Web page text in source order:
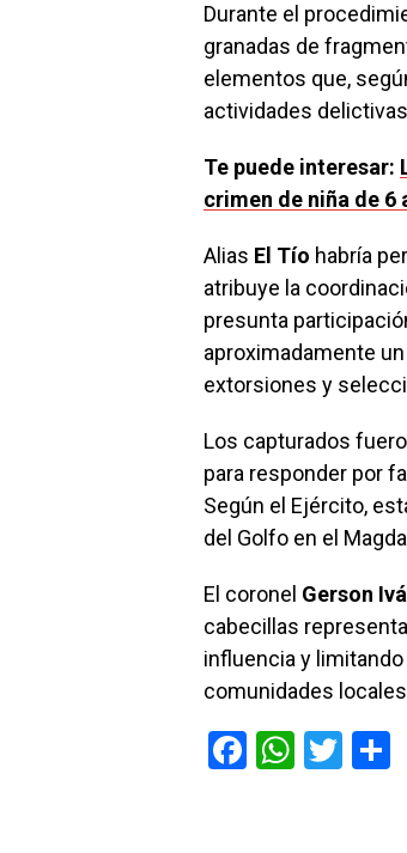
Durante el
granadas de
elementos que,
actividades
Te puede interesar:
crimen de niña de 6
Alias El Tío habría
atribuye la
presunta
aproximadamente
extorsiones y
Los capturados
para responder por
Según el Ejército,
del Golfo en el
El coronel Gerson
cabecillas
influencia y
comunidades
F
W T